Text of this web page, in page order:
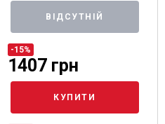
ВІДСУТНІЙ
-15%
1407 грн
КУПИТИ